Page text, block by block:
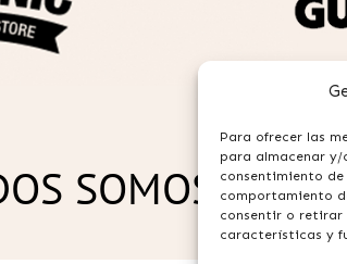
Para ofrecer las
para almacenar
consentimiento
comportamiento
consentir o retirar
características y
SOMOS GUAW